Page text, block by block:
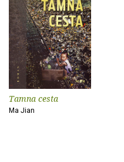
Tamna cesta
Ma Jian